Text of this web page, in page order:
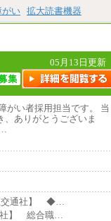
がい 拡大読書機器
05月13日更新
がい者採用担当です。 当
、ありがとうございま
交通社】 ◆…
社】 総合職…